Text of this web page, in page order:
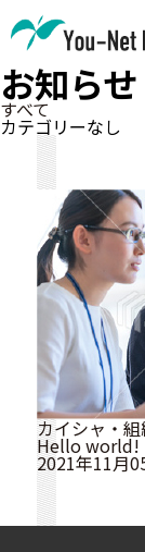
お知らせ
すべて
カテゴリーなし
カイシャ・
Hello world!
2021年11月